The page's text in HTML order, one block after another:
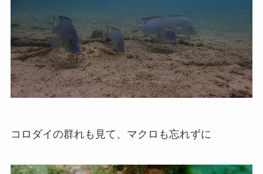
コロダイの群れも見て、マクロも忘れずに